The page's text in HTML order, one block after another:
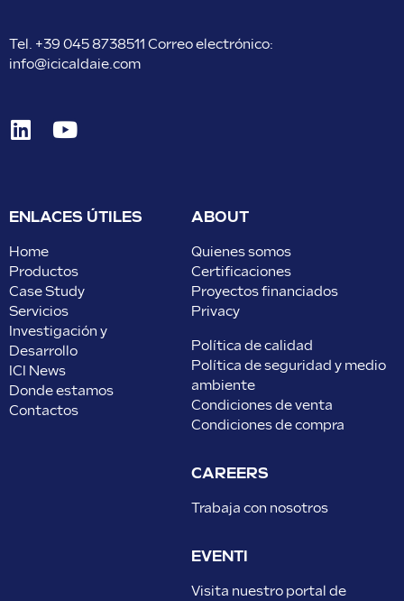
Tel. +39 045 8738511 Correo electrónico:
info@icicaldaie.com
ENLACES ÚTILES
Home
Productos
Case Study
Servicios
Investigación y
Desarrollo
ICI News
Donde estamos
Contactos
ABOUT
Quienes somos
Certificaciones
Proyectos financiados
Privacy
Política de calidad
Política de seguridad y medio
ambiente
Condiciones de venta
Condiciones de compra
CAREERS
Trabaja con nosotros
EVENTI
Visita nuestro portal de